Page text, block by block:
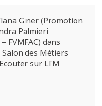
Giner (Promotion
Palmieri
FVMFAC) dans
Salon des Métiers
sur LFM